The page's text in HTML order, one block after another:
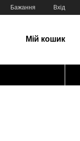
Бажання Вхід
Мій кошик